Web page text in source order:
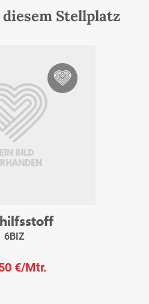
Stellplatz
6BIZ
€/Mtr.